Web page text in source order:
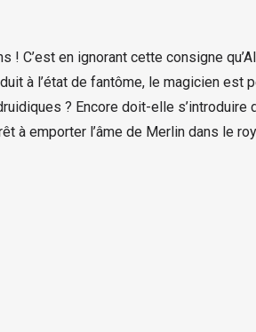
C’est en ignorant cette consigne
à l’état de fantôme, le magicien
? Encore doit-elle
à emporter l’âme de Merlin dans le